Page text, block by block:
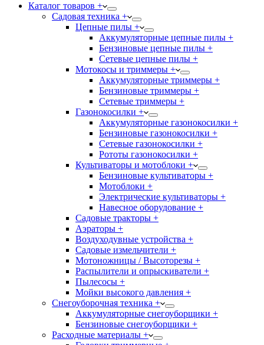
Каталог товаров +
Садовая техника +
Цепные пилы +
Аккумуляторные цепные пилы +
Бензиновые цепные пилы +
Сетевые цепные пилы +
Мотокосы и триммеры +
Аккумуляторные триммеры +
Бензиновые триммеры +
Сетевые триммеры +
Газонокосилки +
Аккумуляторные газонокосилки +
Бензиновые газонокосилки +
Сетевые газонокосилки +
Рототы газонокосилки +
Культиваторы и мотоблоки +
Бензиновые культиваторы +
Мотоблоки +
Электрические культиваторы +
Навесное оборудование +
Садовые тракторы +
Аэраторы +
Воздуходувные устройства +
Садовые измельчители +
Мотоножницы / Высоторезы +
Распылители и опрыскиватели +
Пылесосы +
Мойки высокого давления +
Снегоуборочная техника +
Аккумуляторные снегоуборщики +
Бензиновые снегоуборщики +
Расходные материалы +